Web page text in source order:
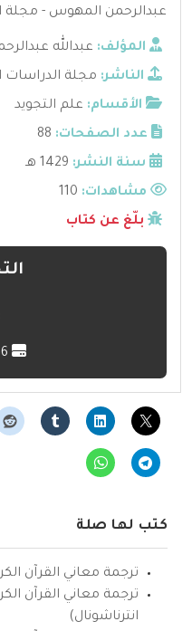
عبدالرحمن المهوس - مجلة
المؤلف: عبدالله
الناشر: مجلة الدراسات
الأقسام: علم التجويد
عدد الصفحات: 88
سنة النشر: 1429 هـ
مشاهدات:
بلّغ عن كتاب
كتب لها صلة
ترجمة معاني القرآن
ترجمة معاني القرآن
انترناشونال)